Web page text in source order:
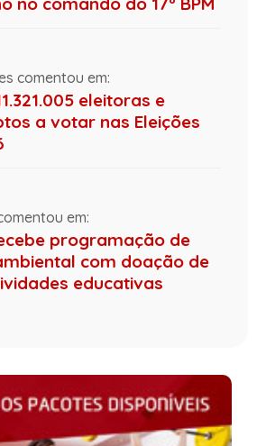
comentou em:
eleitoras e
a votar nas Eleições
em:
programação de
com doação de
educativas